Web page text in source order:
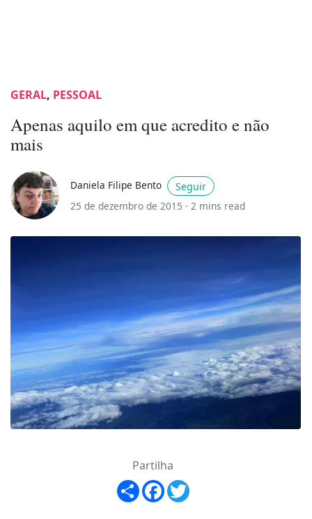
GERAL, PESSOAL
Apenas aquilo em que acredito e não
mais
Daniela Filipe Bento
Seguir
25 de dezembro de 2015 · 2 mins read
Partilha
ShareFacebook